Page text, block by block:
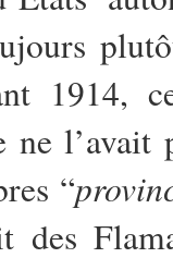
1914,
ne
“
des